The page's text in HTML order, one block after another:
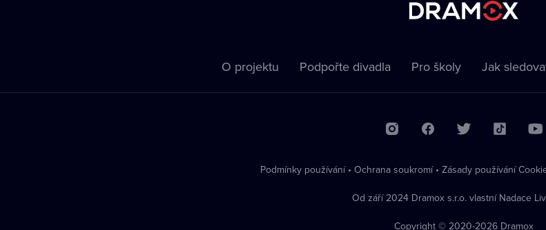
O projektu Podpořte divadla Pro školy Jak
Podmínky používání • Ochrana soukromí • Zásady používání
Od září 2024 Dramox s.r.o. vlastní Nadace
Copyright © 2020-2026 Dramox